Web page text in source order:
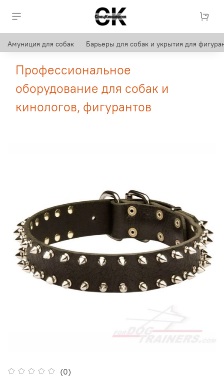
Амуниция для собак Барьеры для собак и укрытия для
Профессиональное
оборудование для собак и
кинологов, фигурантов
(0)